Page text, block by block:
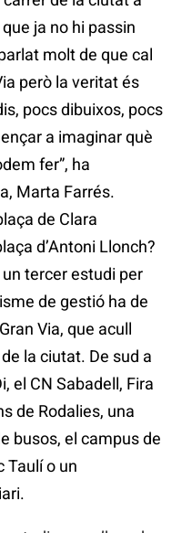
ja no hi passin
molt de que cal
però la veritat és
pocs dibuixos, pocs
a imaginar què
fer”, ha
Marta Farrés.
de Clara
d’Antoni Llonch?
tercer estudi per
de gestió ha de
Via, que acull
la ciutat. De sud a
el CN Sabadell, Fira
de Rodalies, una
busos, el campus de
Taulí o un